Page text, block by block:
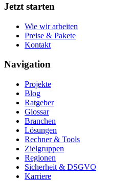
Jetzt starten
Wie wir arbeiten
Preise & Pakete
Kontakt
Navigation
Projekte
Blog
Ratgeber
Glossar
Branchen
Lösungen
Rechner & Tools
Zielgruppen
Regionen
Sicherheit & DSGVO
Karriere